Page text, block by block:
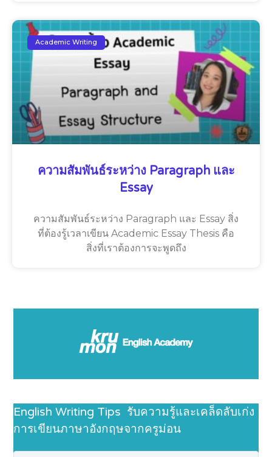
Academic Writing
ความสัมพันธ์ระหว่าง Paragraph และ
Essay
ความสัมพันธ์ระหว่าง Paragraph และ Essay สิ่ง
ที่ต้องรู้เวลาเขียน Academic Essay Thesis คือ
สิ่งที่เราต้องการจะพูดถึง
English Writing Tips รับความรู้และเคล็ดลับเก่ง
การเขียนภาษาอังกฤษจากครูม่อน